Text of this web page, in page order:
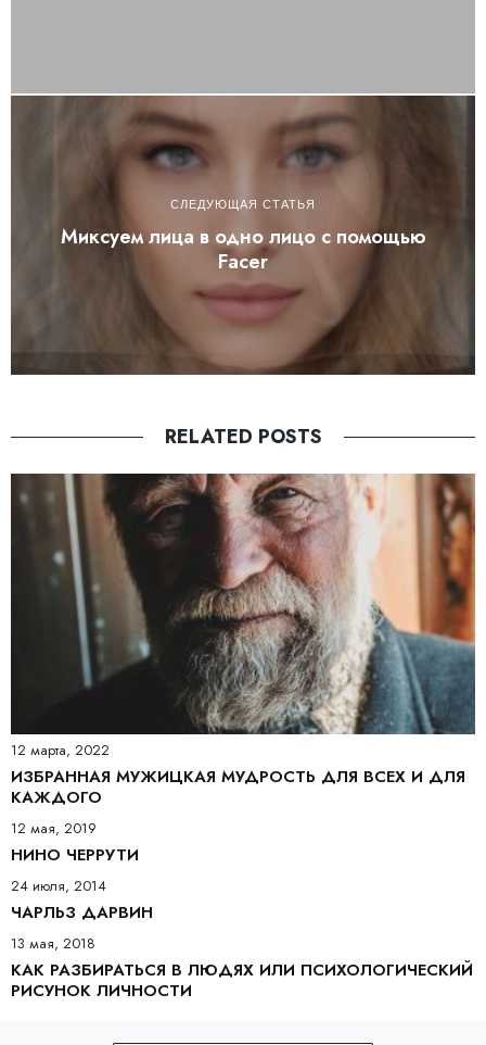
СЛЕДУЮЩАЯ СТАТЬЯ
Миксуем лица в одно лицо с помощью
Facer
RELATED POSTS
12 марта, 2022
ИЗБРАННАЯ МУЖИЦКАЯ МУДРОСТЬ ДЛЯ ВСЕХ И ДЛЯ
КАЖДОГО
12 мая, 2019
НИНО ЧЕРРУТИ
24 июля, 2014
ЧАРЛЬЗ ДАРВИН
13 мая, 2018
КАК РАЗБИРАТЬСЯ В ЛЮДЯХ ИЛИ ПСИХОЛОГИЧЕСКИЙ
РИСУНОК ЛИЧНОСТИ